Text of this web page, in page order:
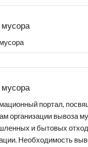
портал,
организации вывоза
и бытовых
Необходимость